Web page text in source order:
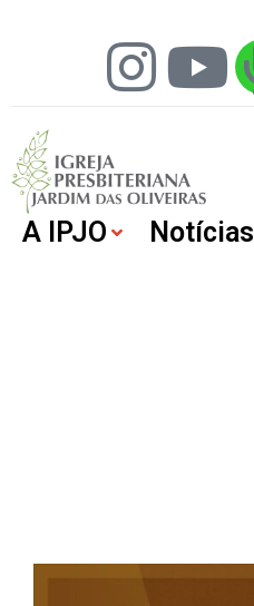
A IPJO Notícias